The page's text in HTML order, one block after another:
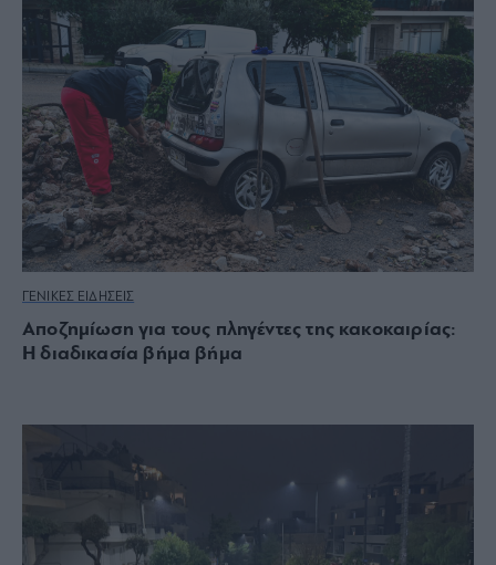
ΓΕΝΙΚΕΣ ΕΙΔΗΣΕΙΣ
Αποζημίωση για τους πληγέντες της κακοκαιρίας:
Η διαδικασία βήμα βήμα